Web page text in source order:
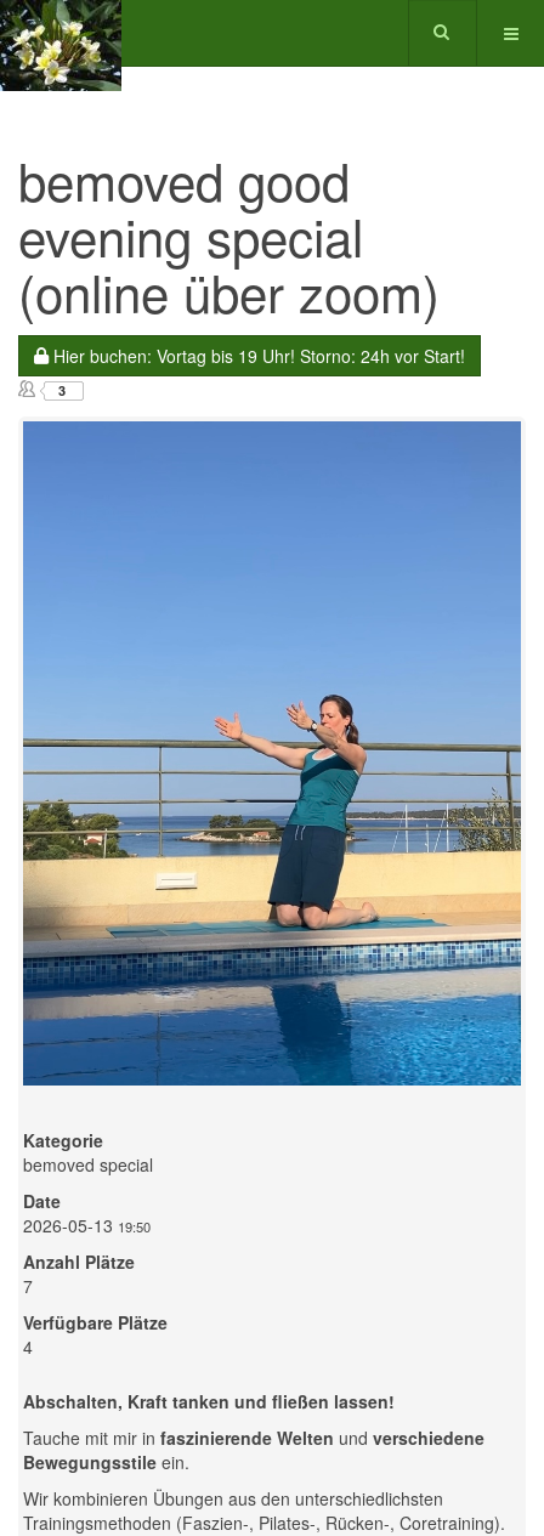
bemoved good
evening special
(online über zoom)
Hier buchen: Vortag bis 19 Uhr! Storno: 24h vor Start!
3
Kategorie
bemoved special
Date
2026-05-13 19:50
Anzahl Plätze
7
Verfügbare Plätze
4
Abschalten, Kraft tanken und fließen lassen!
Tauche mit mir infaszinierende Welten undverschiedene
Bewegungsstile ein.
Wir kombinieren Übungen aus den unterschiedlichsten
Trainingsmethoden (Faszien-, Pilates-, Rücken-, Coretraining).